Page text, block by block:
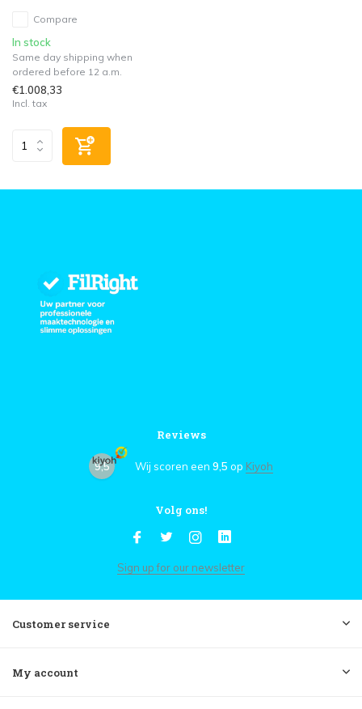
Compare
In stock
Same day shipping when
ordered before 12 a.m.
€1.008,33
Incl. tax
Reviews
9,5 Wij scoren een 9,5 op Kiyoh
Volg ons!
Sign up for our newsletter
Customer service
My account